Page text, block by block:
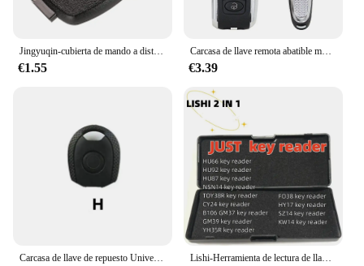
Jingyuqin-cubierta de mando a distancia para llave de coche, accesorio con almohadilla de goma para Honda Accord CRV Pilot Civic 2003 2007 2008 2009 2010 2011 2012 2013
€1.55
Carcasa de llave remota abatible modificada para Bentley Style, carcasa de llave remota plateada, 3 botones para V-W B5
€3.39
Carcasa de llave de repuesto Universal para VVDI, KD, Xhorse, llave en blanco, 10 unidades por lote Lishi-Herramienta de lectura de llaves 2 en 1, HU66, HU92, HU87, NSN14, TOY38R, CY24, B106, GM37, GM39, YH35R, FO38, HY17, SZ14, KW14